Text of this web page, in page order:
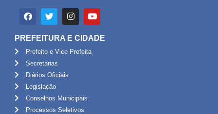
PREFEITURA E CIDADE
Prefeito e Vice Prefeita
Secretarias
Diários Oficiais
Legislação
Conselhos Municipais
Processos Seletivos